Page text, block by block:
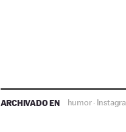
ARCHIVADO EN humor·